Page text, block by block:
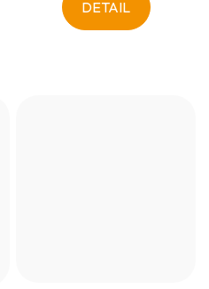
DETAIL